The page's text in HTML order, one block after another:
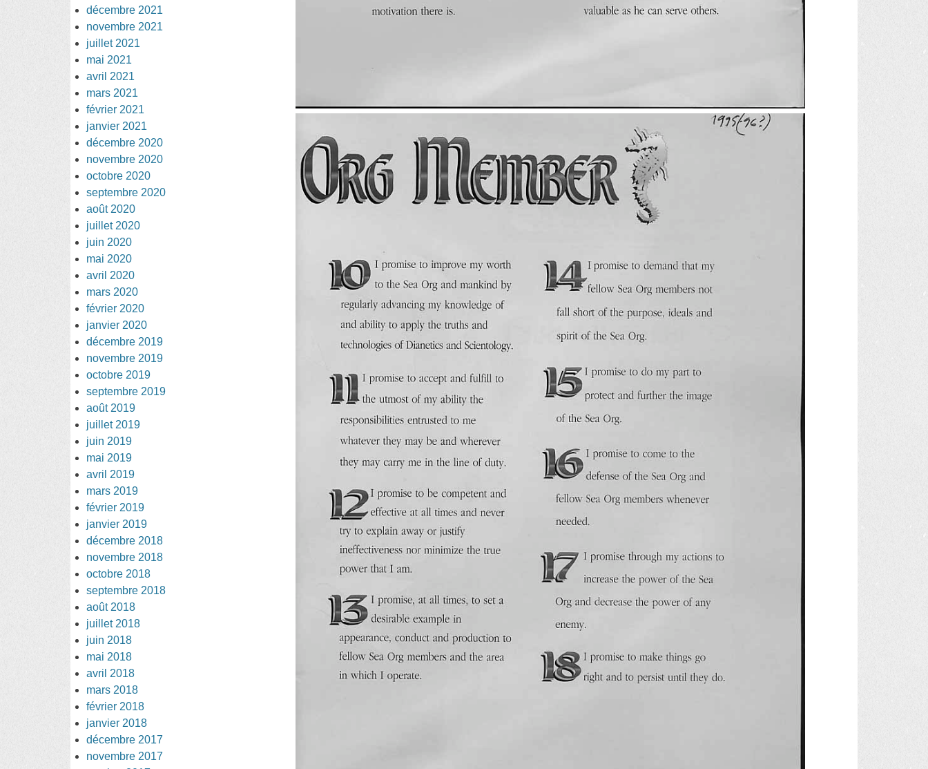
décembre 2021
novembre 2021
juillet 2021
mai 2021
avril 2021
mars 2021
février 2021
janvier 2021
décembre 2020
novembre 2020
octobre 2020
septembre 2020
août 2020
juillet 2020
juin 2020
mai 2020
avril 2020
mars 2020
février 2020
janvier 2020
décembre 2019
novembre 2019
octobre 2019
septembre 2019
août 2019
juillet 2019
juin 2019
mai 2019
avril 2019
mars 2019
février 2019
janvier 2019
décembre 2018
novembre 2018
octobre 2018
septembre 2018
août 2018
juillet 2018
juin 2018
mai 2018
avril 2018
mars 2018
février 2018
janvier 2018
décembre 2017
novembre 2017